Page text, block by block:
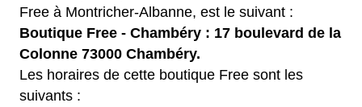
Free à Montricher-Albanne, est le suivant :
Boutique Free - Chambéry : 17 boulevard de la
Colonne 73000 Chambéry.
Les horaires de cette boutique Free sont les
suivants :